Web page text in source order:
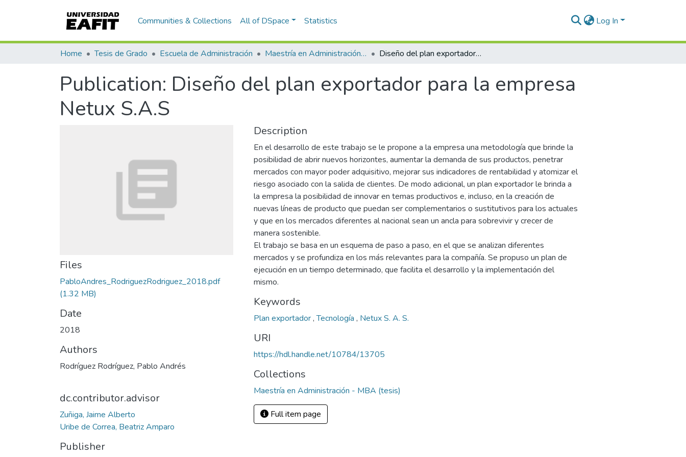
Communities & Collections All of DSpace Statistics Log In
Home Tesis de Grado Escuela de Administración Maestría en Administración - MBA (tesis) Diseño del plan exportador para la empresa Netux S.A.S
Publication: Diseño del plan exportador para la empresa
Netux S.A.S
Files
PabloAndres_RodriguezRodriguez_2018.pdf
(1.32 MB)
Date
2018
Authors
Rodríguez Rodríguez, Pablo Andrés
dc.contributor.advisor
Zuñiga, Jaime Alberto
Uribe de Correa, Beatriz Amparo
Publisher
Description
En el desarrollo de este trabajo se le propone a la empresa una metodología que brinde la
posibilidad de abrir nuevos horizontes, aumentar la demanda de sus productos, penetrar
mercados con mayor poder adquisitivo, mejorar sus indicadores de rentabilidad y atomizar el
riesgo asociado con la salida de clientes. De modo adicional, un plan exportador le brinda a
la empresa la posibilidad de innovar en temas productivos e, incluso, en la creación de
nuevas líneas de producto que puedan ser complementarios o sustitutivos para los actuales
y que en los mercados diferentes al nacional sean un ancla para sobrevivir y crecer de
manera sostenible.
El trabajo se basa en un esquema de paso a paso, en el que se analizan diferentes
mercados y se profundiza en los más relevantes para la compañía. Se propuso un plan de
ejecución en un tiempo determinado, que facilita el desarrollo y la implementación del
mismo.
Keywords
Plan exportador,Tecnología , Netux S. A. S.
URI
https://hdl.handle.net/10784/13705
Collections
Maestría en Administración - MBA (tesis)
Full item page